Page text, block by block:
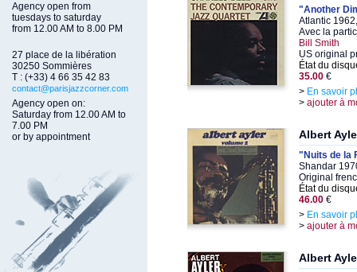
Agency open from
tuesdays to saturday
from 12.00 AM to 8.00 PM
27 place de la libération
30250 Sommières
T : (+33) 4 66 35 42 83
contact@parisjazzcorner.com
Agency open on:
Saturday from 12.00 AM to
7.00 PM
or by appointment
"Another
Atlantic
Avec la
Bill Smith
US original
État du
35.00 €
> En savoir
> ajouter à
Albert
"Nuits de la
Shandar
Original
État du
46.00 €
> En savoir
> ajouter à
Albert